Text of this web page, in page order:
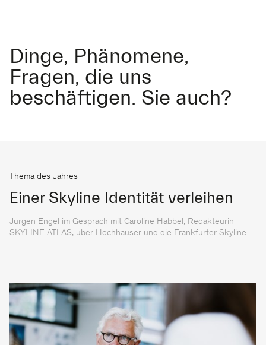
Dinge, Phänomene,
Fragen, die uns
beschäftigen. Sie auch?
Thema des Jahres
Einer Skyline Identität verleihen
Jürgen Engel im Gespräch mit Caroline Habbel, Redakteurin
SKYLINE ATLAS, über Hochhäuser und die Frankfurter Skyline